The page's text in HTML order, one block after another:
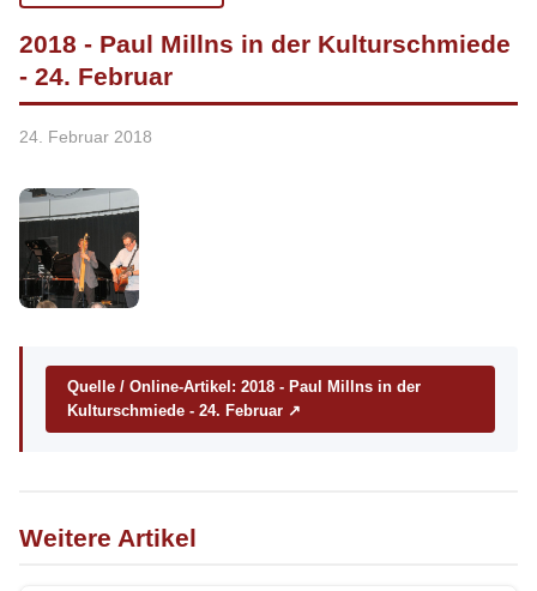
2018 - Paul Millns in der Kulturschmiede
- 24. Februar
24. Februar 2018
Quelle / Online-Artikel: 2018 - Paul Millns in der
Kulturschmiede - 24. Februar ↗
Weitere Artikel